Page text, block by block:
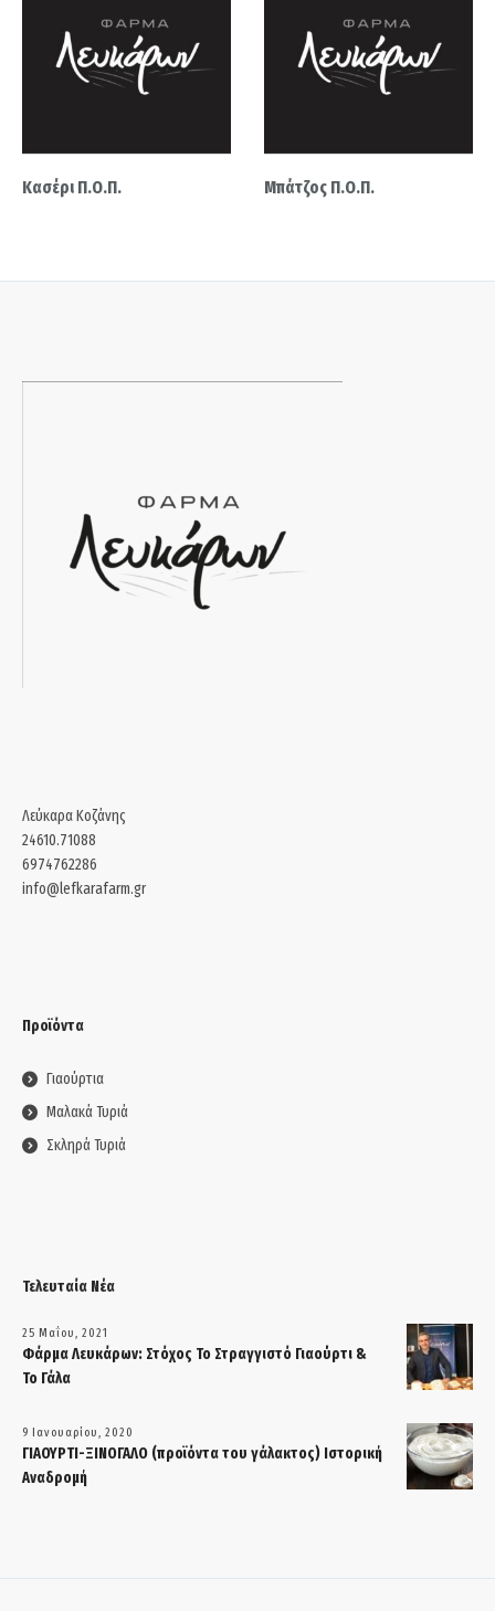
Κασέρι Π.Ο.Π. Μπάτζος Π.Ο.Π.
Λεύκαρα Κοζάνης
24610.71088
6974762286
info@lefkarafarm.gr
Προϊόντα
Γιαούρτια
Μαλακά Τυριά
Σκληρά Τυριά
Τελευταία Νέα
25 Μαΐου, 2021
Φάρμα Λευκάρων: Στόχος Το Στραγγιστό Γιαούρτι &
Το Γάλα
9 Ιανουαρίου, 2020
ΓΙΑΟΥΡΤΙ-ΞΙΝΟΓΑΛΟ (προϊόντα του γάλακτος) Ιστορική
Αναδρομή